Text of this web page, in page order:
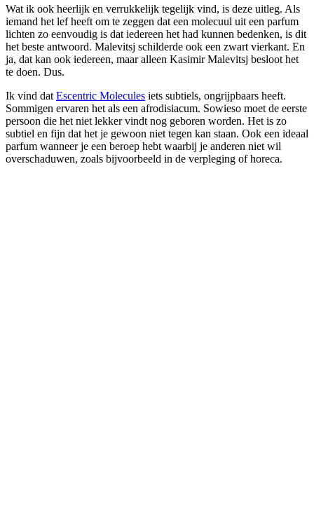
Wat ik ook heerlijk en verrukkelijk tegelijk vind, is deze uitleg. Als
iemand het lef heeft om te zeggen dat een molecuul uit een parfum
lichten zo eenvoudig is dat iedereen het had kunnen bedenken, is dit
het beste antwoord. Malevitsj schilderde ook een zwart vierkant. En
ja, dat kan ook iedereen, maar alleen Kasimir Malevitsj besloot het
te doen. Dus.
Ik vind datEscentric Molecules iets subtiels, ongrijpbaars heeft.
Sommigen ervaren het als een afrodisiacum. Sowieso moet de eerste
persoon die het niet lekker vindt nog geboren worden. Het is zo
subtiel en fijn dat het je gewoon niet tegen kan staan. Ook een ideaal
parfum wanneer je een beroep hebt waarbij je anderen niet wil
overschaduwen, zoals bijvoorbeeld in de verpleging of horeca.